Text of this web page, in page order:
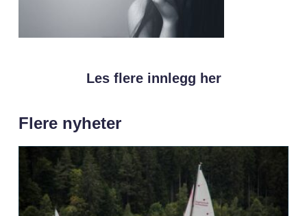
Les flere innlegg her
Flere nyheter